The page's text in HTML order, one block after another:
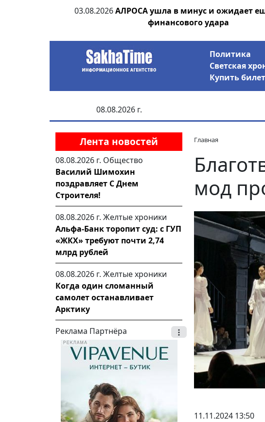
03.08.2026 АЛРОСА ушла в минус и ожидает
финансового удара
Политика
Светская
Купить
08.08.2026 г.
Лента новостей
08.08.2026 г. Общество
Василий Шимохин
поздравляет С Днем
Строителя!
08.08.2026 г. Желтые хроники
Альфа-Банк торопит суд: с ГУП
«ЖКХ» требуют почти 2,74
млрд рублей
08.08.2026 г. Желтые хроники
Когда один сломанный
самолет останавливает
Арктику
Реклама Партнёра
Главная
мод
11.11.2024 13:50